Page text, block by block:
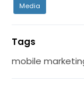
Media
Tags
mobile